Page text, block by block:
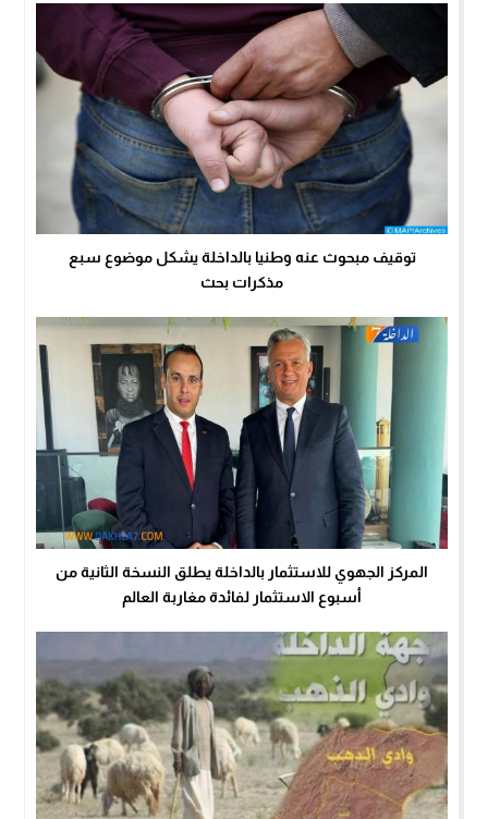
توقيف مبحوث عنه وطنيا بالداخلة يشكل موضوع سبع
مذكرات بحث
المركز الجهوي للاستثمار بالداخلة يطلق النسخة الثانية من
أسبوع الاستثمار لفائدة مغاربة العالم